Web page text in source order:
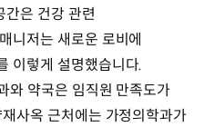
간은 건강 관련
니저는 새로운 로비에
이렇게 설명했습니다.
와 약국은 임직원 만족도가
사옥 근처에는 가정의학과가